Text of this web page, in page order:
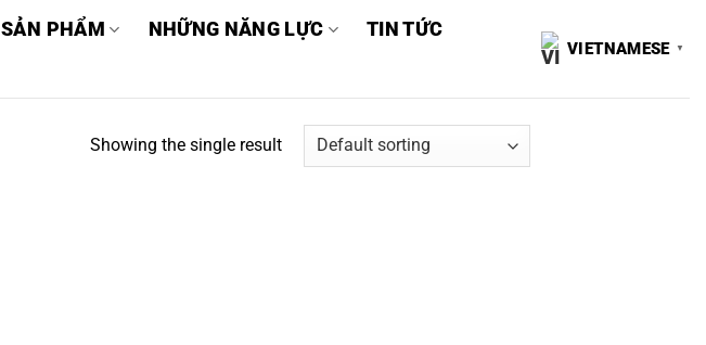
SẢN PHẨM NHỮNG NĂNG LỰC
TIN TỨC
VIETNAMESE ▼
Showing the single result